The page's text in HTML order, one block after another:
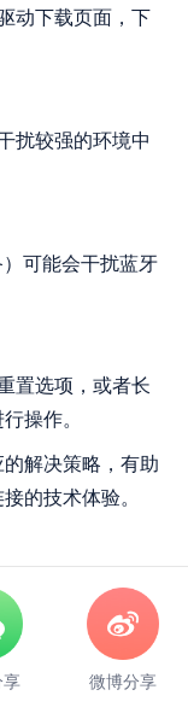
动下载页面，下
扰较强的环境中
可能会干扰蓝牙
置选项，或者长
操作。
解决策略，有助
的技术体验。
享 微博分享